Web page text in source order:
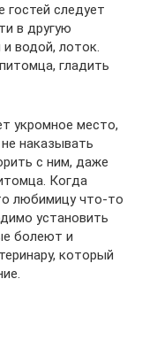
гостей следует
в другую
водой, лоток.
гладить
укромное место,
наказывать
с ним, даже
Когда
любимицу что-то
установить
болеют и
который